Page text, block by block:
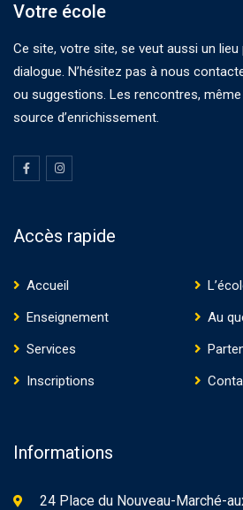
Votre école
Ce site, votre site, se veut aussi un
dialogue. N’hésitez pas à nous
ou suggestions. Les rencontres,
source d’enrichissement.
Accès rapide
Accueil
Enseignement
Au
Services
Inscriptions
Informations
24 Place du Nouveau-Marché-